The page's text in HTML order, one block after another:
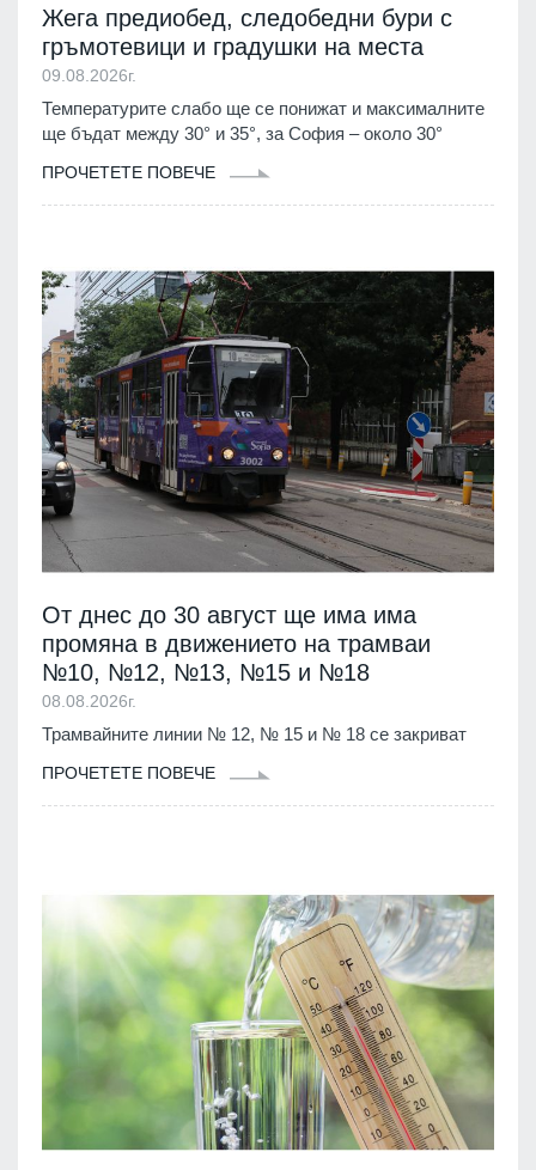
Жега предиобед, следобедни бури с
гръмотевици и градушки на места
09.08.2026г.
Температурите слабо ще се понижат и максималните
ще бъдат между 30° и 35°, за София – около 30°
ПРОЧЕТЕТЕ ПОВЕЧЕ
От днес до 30 август ще има има
промяна в движението на трамваи
№10, №12, №13, №15 и №18
08.08.2026г.
Трамвайните линии № 12, № 15 и № 18 се закриват
ПРОЧЕТЕТЕ ПОВЕЧЕ